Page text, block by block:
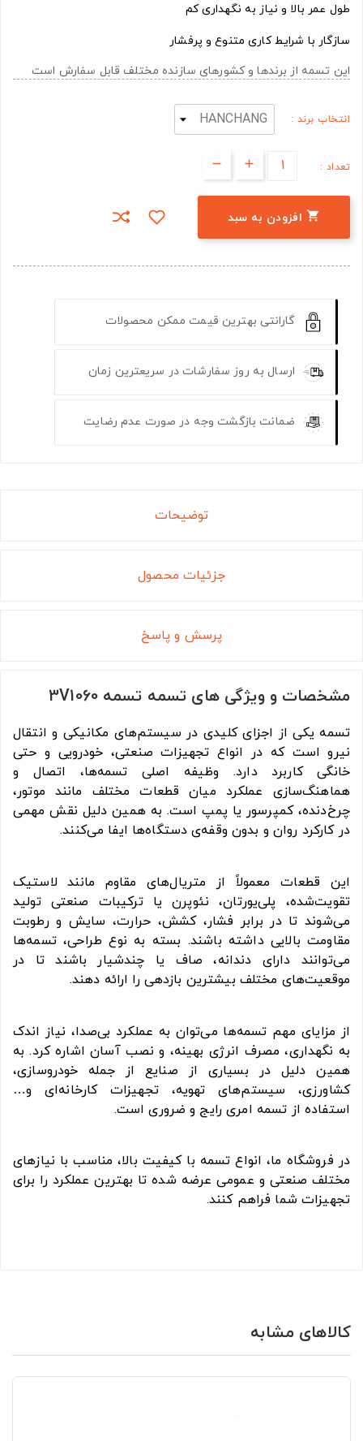
طول عمر بالا و نیاز به نگهداری کم
سازگار با شرایط کاری متنوع و پرفشار
این تسمه از برندها و کشورهای سازنده مختلف قابل سفارش است
انتخاب برند :
تعداد :
 افزودن به سبد
گارانتی بهترین قیمت ممکن محصولات
ارسال به روز سفارشات در سریعترین زمان
ضمانت بازگشت وجه در صورت عدم رضایت
توضیحات
جزئیات محصول
پرسش و پاسخ
مشخصات و ویژگی های تسمه تسمه 3V1060
تسمه یکی از اجزای کلیدی در سیستم‌های مکانیکی و انتقال
نیرو است که در انواع تجهیزات صنعتی، خودرویی و حتی
خانگی کاربرد دارد. وظیفه اصلی تسمه‌ها، اتصال و
هماهنگ‌سازی عملکرد میان قطعات مختلف مانند موتور،
چرخ‌دنده، کمپرسور یا پمپ است. به همین دلیل نقش مهمی
در کارکرد روان و بدون وقفه‌ی دستگاه‌ها ایفا می‌کنند.
این قطعات معمولاً از متریال‌های مقاوم مانند لاستیک
تقویت‌شده، پلی‌یورتان، نئوپرن یا ترکیبات صنعتی تولید
می‌شوند تا در برابر فشار، کشش، حرارت، سایش و رطوبت
مقاومت بالایی داشته باشند. بسته به نوع طراحی، تسمه‌ها
می‌توانند دارای دندانه، صاف یا چندشیار باشند تا در
موقعیت‌های مختلف بیشترین بازدهی را ارائه دهند.
از مزایای مهم تسمه‌ها می‌توان به عملکرد بی‌صدا، نیاز اندک
به نگهداری، مصرف انرژی بهینه، و نصب آسان اشاره کرد. به
همین دلیل در بسیاری از صنایع از جمله خودروسازی،
کشاورزی، سیستم‌های تهویه، تجهیزات کارخانه‌ای و…
استفاده از تسمه امری رایج و ضروری است.
در فروشگاه ما، انواع تسمه با کیفیت بالا، مناسب با نیازهای
مختلف صنعتی و عمومی عرضه شده تا بهترین عملکرد را برای
تجهیزات شما فراهم کنند.
کالاهای مشابه